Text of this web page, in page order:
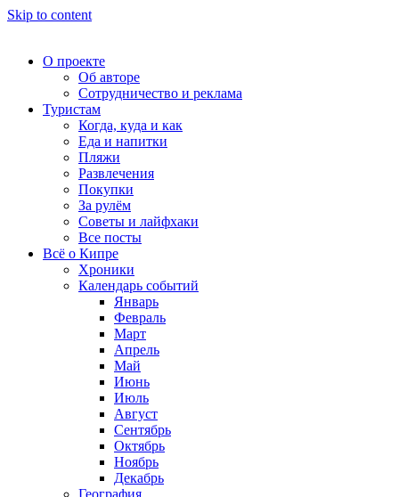
Skip to content
О проекте
Об авторе
Сотрудничество и реклама
Туристам
Когда, куда и как
Еда и напитки
Пляжи
Развлечения
Покупки
За рулём
Советы и лайфхаки
Все посты
Всё о Кипре
Хроники
Календарь событий
Январь
Февраль
Март
Апрель
Май
Июнь
Июль
Август
Сентябрь
Октябрь
Ноябрь
Декабрь
География